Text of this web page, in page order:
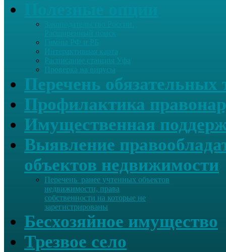
Интерактивная карта
Расписание станция Уфа
Проверка на вирусы
Перечень обязательных
Профилактика
Имущественная
Выявление
объектов недвижимости
Перечень ранее учтенных объектов
недвижимости, права
собственности на которые не
зарегистрированы
Бесхозяйное имущество
Трезвое село